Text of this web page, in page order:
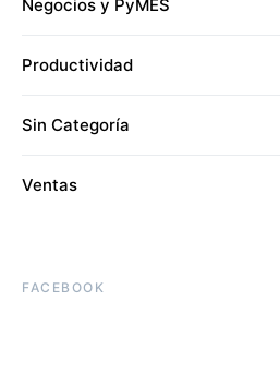
Negocios y PyMES
Productividad
Sin Categoría
Ventas
FACEBOOK